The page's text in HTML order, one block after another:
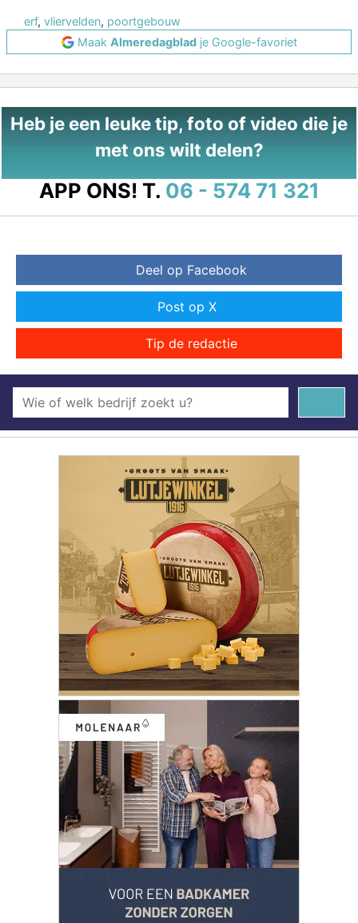
erf, vliervelden, poortgebouw
Maak Almeredagbladje Google-favoriet
Heb je een leuke tip, foto of video die je
met ons wilt delen?
APP ONS! T. 06 - 574 71 321
Deel op Facebook
Post op X
Tip de redactie